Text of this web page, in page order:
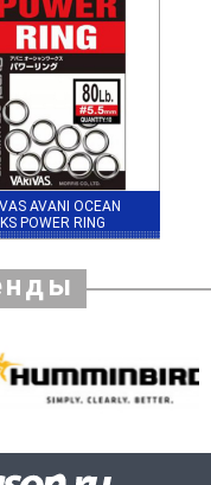
AVANI OCEAN
POWER RING